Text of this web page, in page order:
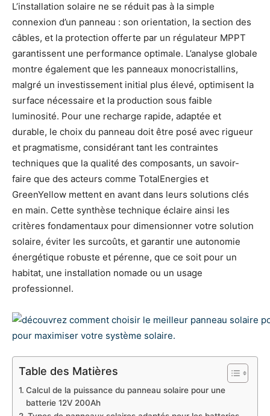
L’installation solaire ne se réduit pas à la simple
connexion d’un panneau : son orientation, la section des
câbles, et la protection offerte par un régulateur MPPT
garantissent une performance optimale. L’analyse globale
montre également que les panneaux monocristallins,
malgré un investissement initial plus élevé, optimisent la
surface nécessaire et la production sous faible
luminosité. Pour une recharge rapide, adaptée et
durable, le choix du panneau doit être posé avec rigueur
et pragmatisme, considérant tant les contraintes
techniques que la qualité des composants, un savoir-
faire que des acteurs comme TotalEnergies et
GreenYellow mettent en avant dans leurs solutions clés
en main. Cette synthèse technique éclaire ainsi les
critères fondamentaux pour dimensionner votre solution
solaire, éviter les surcoûts, et garantir une autonomie
énergétique robuste et pérenne, que ce soit pour un
habitat, une installation nomade ou un usage
professionnel.
Table des Matières
Calcul de la puissance du panneau solaire pour une
batterie 12V 200Ah